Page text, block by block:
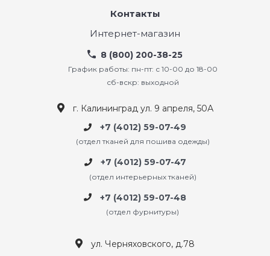
Контакты
Интернет-магазин
8 (800) 200-38-25
График работы: пн-пт: с 10-00 до 18-00
сб-вскр: выходной
г. Калининград ул. 9 апреля, 50А
+7 (4012) 59-07-49
(отдел тканей для пошива одежды)
+7 (4012) 59-07-47
(отдел интерьерных тканей)
+7 (4012) 59-07-48
(отдел фурнитуры)
ул. Черняховского, д.78